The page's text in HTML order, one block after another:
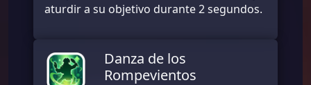
aturdir a su objetivo durante 2 segundos.
Danza de los
Rompevientos